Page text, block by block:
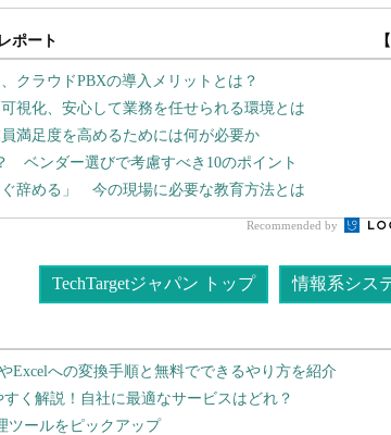
ポート
クラウドPBXの導入メリットとは？
視化、安心して業務を任せられる環境とは
満足度を高めるためには何が必要か
ベンダー選びで考慮すべき10のポイント
辞める」 今の現場に必要な教育方法とは
Recommended by
TechTargetジャパン トップ 情報系シス
Excelへの変換手順と無料でできるやり方を紹介
く解説！自社に最適なサービスはどれ？
ツールをピックアップ